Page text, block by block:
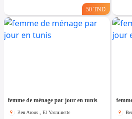
50 TND
femme de ménage par jour en tunis
Ben Arous , El Yasminette